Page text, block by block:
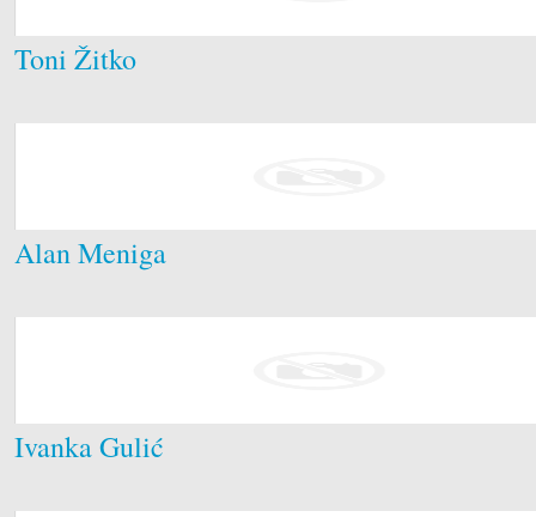
Toni Žitko
Alan Meniga
Ivanka Gulić